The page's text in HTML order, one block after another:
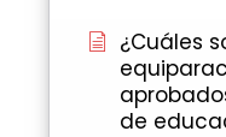
¿Cuáles
de